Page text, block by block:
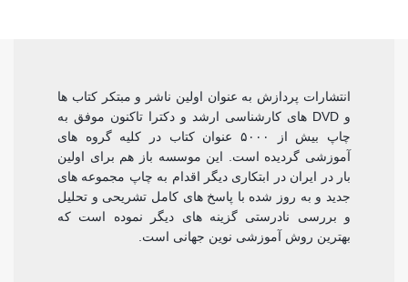
انتشارات پردازش به عنوان اولین ناشر و مبتکر کتاب ها
و DVD های کارشناسی ارشد و دکترا تاکنون موفق به
چاپ بیش از ۵۰۰۰ عنوان کتاب در کلیه گروه های
آموزشی گردیده است. این موسسه باز هم برای اولین
بار در ایران در ابتکاری دیگر اقدام به چاپ مجموعه های
جدید و به روز شده با پاسخ های کامل تشریحی و تحلیل
و بررسی نادرستی گزینه های دیگر نموده است که
بهترین روش آموزشی نوین جهانی است.